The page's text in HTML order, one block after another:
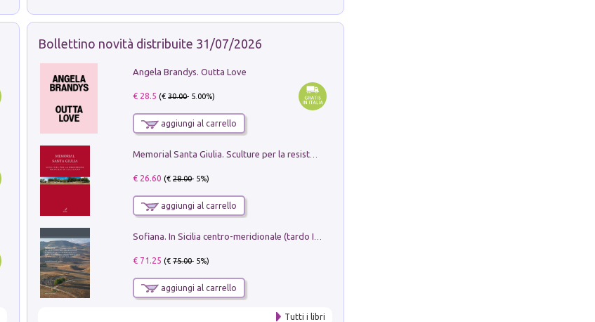
Bollettino novità distribuite 31/07/2026
Angela Brandys. Outta Love
€ 28.5 (€30.00- 5.00%)
aggiungi al carrello
€ 26.60 (€28.00- 5%)
aggiungi al carrello
€ 71.25 (€75.00- 5%)
aggiungi al carrello
Tutti i libri